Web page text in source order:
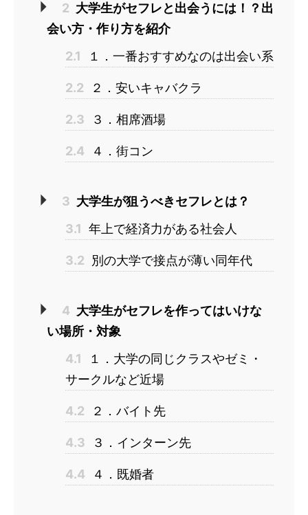
2 大学生がセフレと出会うには！？出
会い方・作り方を紹介
2.1
１．一番おすすめなのは出会い系
2.2 ２．安いキャバクラ
2.3 ３．相席酒場
2.4 ４．街コン
3 大学生が狙うべきセフレとは？
3.1 年上で経済力がある社会人
3.2 別の大学で接点が薄い同年代
4 大学生がセフレを作ってはいけな
い場所・対象
4.1
１．大学の同じクラスやゼミ・
サークルなど近場
4.2 ２．バイト先
4.3 ３．インターン先
4.4 ４．既婚者